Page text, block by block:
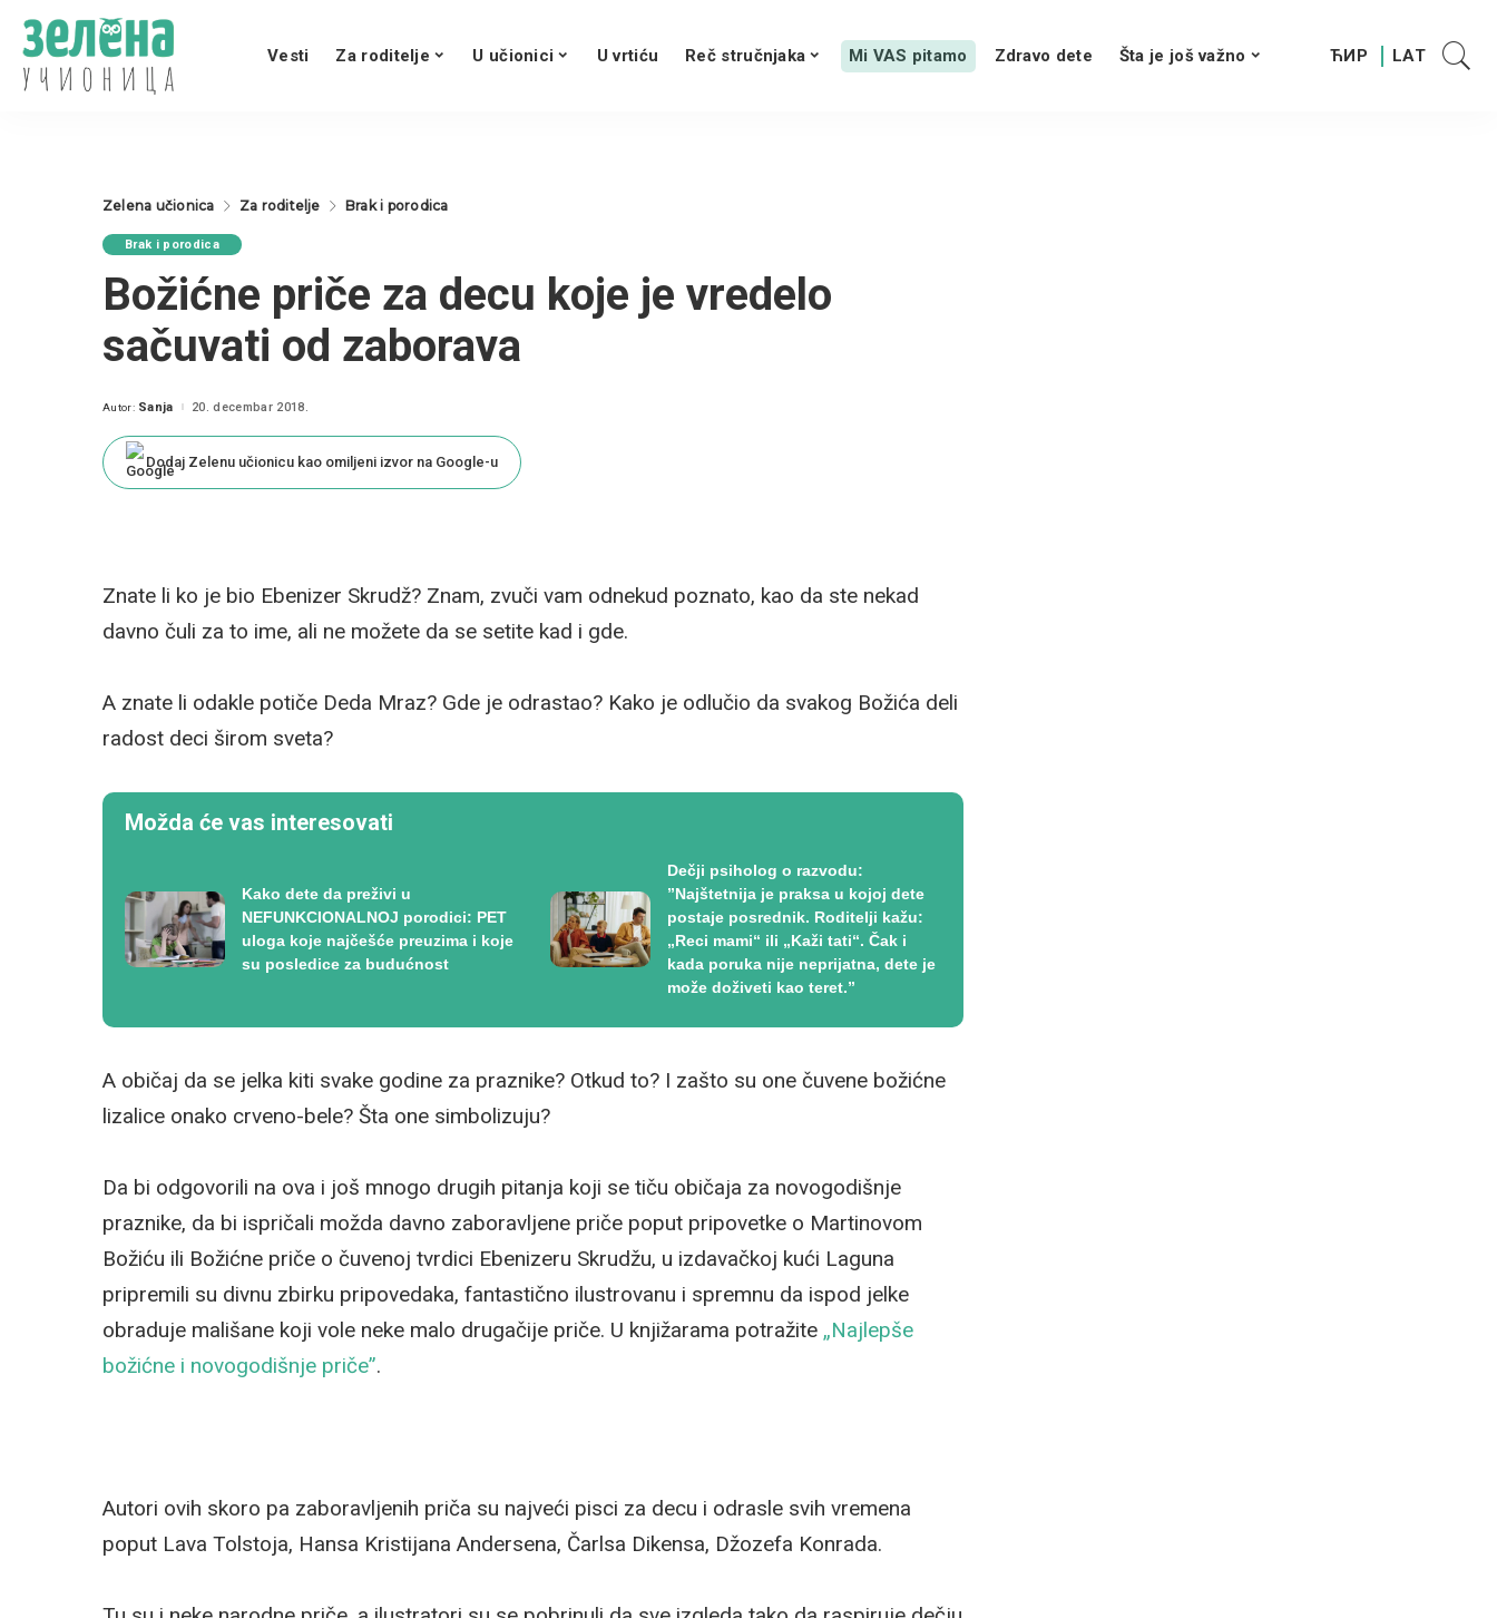
Vesti Za roditelje U učionici U vrtiću Reč stručnjaka Mi VAS pitamo Zdravo dete Šta je još važno
Zelena učionica Za roditelje Brak i porodica
Brak i porodica
Božićne priče za decu koje je vredelo
sačuvati od zaborava
Posted
Autor: Sanja 20. decembar 2018.
Dodaj Zelenu učionicu kao omiljeni izvor na Google-u
Znate li ko je bio Ebenizer Skrudž? Znam, zvuči vam odnekud poznato, kao da ste nekad
davno čuli za to ime, ali ne možete da se setite kad i gde.
A znate li odakle potiče Deda Mraz? Gde je odrastao? Kako je odlučio da svakog Božića deli
radost deci širom sveta?
Možda će vas interesovati
Kako dete da preživi u
NEFUNKCIONALNOJ porodici: PET
uloga koje najčešće preuzima i koje
su posledice za budućnost
Dečji psiholog o razvodu:
”Najštetnija je praksa u kojoj dete
postaje posrednik. Roditelji kažu:
„Reci mami“ ili „Kaži tati“. Čak i
kada poruka nije neprijatna, dete je
može doživeti kao teret.”
A običaj da se jelka kiti svake godine za praznike? Otkud to? I zašto su one čuvene božićne
lizalice onako crveno-bele? Šta one simbolizuju?
Da bi odgovorili na ova i još mnogo drugih pitanja koji se tiču običaja za novogodišnje
praznike, da bi ispričali možda davno zaboravljene priče poput pripovetke o Martinovom
Božiću ili Božićne priče o čuvenoj tvrdici Ebenizeru Skrudžu, u izdavačkoj kući Laguna
pripremili su divnu zbirku pripovedaka, fantastično ilustrovanu i spremnu da ispod jelke
obraduje mališane koji vole neke malo drugačije priče. U knjižarama potražite „Najlepše
božićne i novogodišnje priče”.
Autori ovih skoro pa zaboravljenih priča su najveći pisci za decu i odrasle svih vremena
poput Lava Tolstoja, Hansa Kristijana Andersena, Čarlsa Dikensa, Džozefa Konrada.